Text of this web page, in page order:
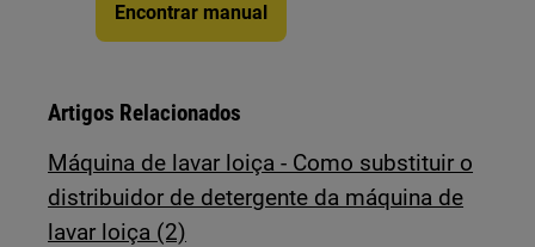
Encontrar manual
Artigos Relacionados
Máquina de lavar loiça - Como substituir o
distribuidor de detergente da máquina de
lavar loiça (2)